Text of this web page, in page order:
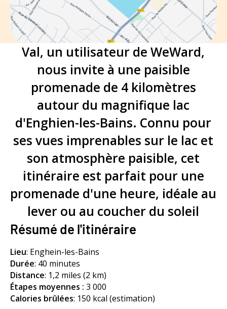
Val, un utilisateur de WeWard,
nous invite à une paisible
promenade de 4 kilomètres
autour du magnifique lac
d'Enghien-les-Bains. Connu pour
ses vues imprenables sur le lac et
son atmosphère paisible, cet
itinéraire est parfait pour une
promenade d'une heure, idéale au
lever ou au coucher du soleil
Résumé de l'itinéraire
Lieu: Enghein-les-Bains
Durée: 40 minutes
Distance: 1,2 miles (2 km)
Étapes moyennes : 3 000
Calories brûlées: 150 kcal (estimation)